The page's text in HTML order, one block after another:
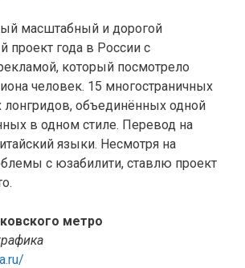
масштабный и дорогой
проект года в России с
который посмотрело
человек. 15 многостраничных
лонгридов, объединённых одной
в одном стиле. Перевод на
языки. Несмотря на
с юзабилити, ставлю проект
метро